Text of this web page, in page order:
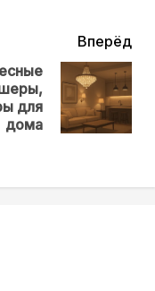
Вперёд
для
дома